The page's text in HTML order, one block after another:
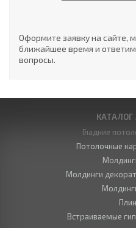
Оформите заявку на сайте,
ближайшее время и
вопросы.
Гладкие
Потолочные
Молдинги
Встраиваемые